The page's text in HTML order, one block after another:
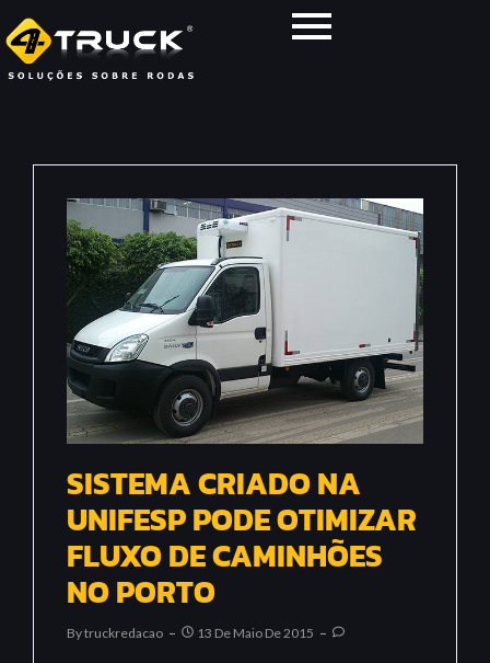
SISTEMA CRIADO NA
UNIFESP PODE OTIMIZAR
FLUXO DE CAMINHÕES
NO PORTO
ByTruckredacao 13 De Maio De 2015